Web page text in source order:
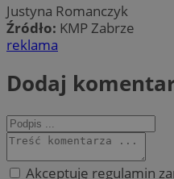
Justyna Romanczyk
Źródło: KMP Zabrze
reklama
Dodaj
Akceptuję regulamin